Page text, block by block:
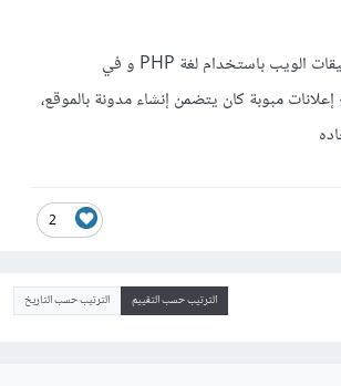
في دورة تطوير تطبيقات الويب باستخدام لغة PHP و في
مبوبة كان يتضمن إنشاء مدونة بالموقع،
2
الترتيب حسب التقييم الترتيب حسب التاريخ